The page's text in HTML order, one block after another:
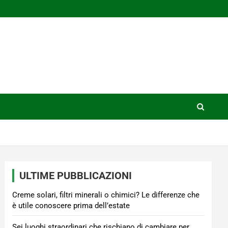
ULTIME PUBBLICAZIONI
Creme solari, filtri minerali o chimici? Le differenze che
è utile conoscere prima dell’estate